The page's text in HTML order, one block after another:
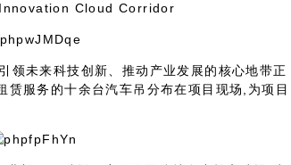
Cloud Corridor
领未来科技创新、推动产业发展的核心地带正
赁服务的十余台汽车吊分布在项目现场,为项目